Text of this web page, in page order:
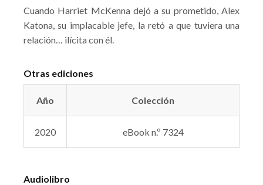
Cuando Harriet McKenna dejó a su prometido, Alex
Katona, su implacable jefe, la retó a que tuviera una
relación… ilícita con él.
Otras ediciones
Año Colección
2020 eBook n.º 7324
Audiolibro